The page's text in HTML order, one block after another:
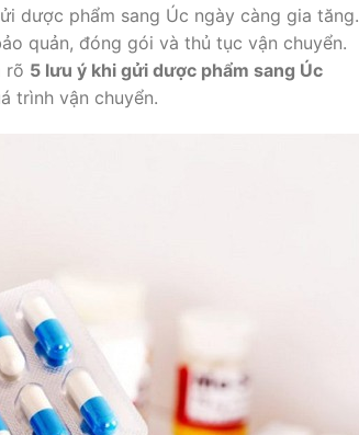
dược phẩm sang Úc ngày càng gia tăng.
quản, đóng gói và thủ tục vận chuyển.
rõ 5 lưu ý khi gửi dược phẩm sang Úc
trình vận chuyển.